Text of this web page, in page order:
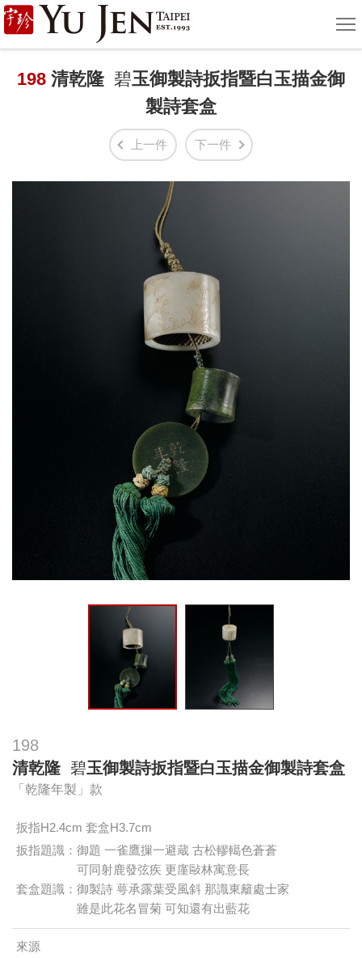
宇
珍
國
術
單
198 清乾隆 碧玉御製詩扳指暨白玉描金御
製詩套盒
上一件 下一件
198
清乾隆 碧玉御製詩扳指暨白玉描金御製詩套盒
「乾隆年製」款
扳指H2.4cm 套盒H3.7cm
扳指題識：御題 一雀鷹摷一避蔵 古松轇轕色蒼蒼
可同射鹿發弦疾 更廑敺林寓意長
套盒題識：御製詩 萼承露葉受風斜 那識東籬處士家
雖是此花名冒菊 可知還有出藍花
來源